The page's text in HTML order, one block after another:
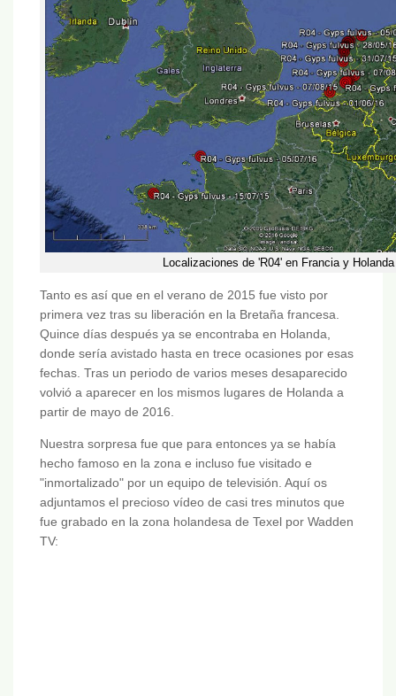
Localizaciones de 'R04' en Francia y Holanda
Tanto es así que en el verano de 2015 fue visto por
primera vez tras su liberación en la Bretaña francesa.
Quince días después ya se encontraba en Holanda,
donde sería avistado hasta en trece ocasiones por esas
fechas. Tras un periodo de varios meses desaparecido
volvió a aparecer en los mismos lugares de Holanda a
partir de mayo de 2016.
Nuestra sorpresa fue que para entonces ya se había
hecho famoso en la zona e incluso fue visitado e
"inmortalizado" por un equipo de televisión. Aquí os
adjuntamos el precioso vídeo de casi tres minutos que
fue grabado en la zona holandesa de Texel por Wadden
TV: